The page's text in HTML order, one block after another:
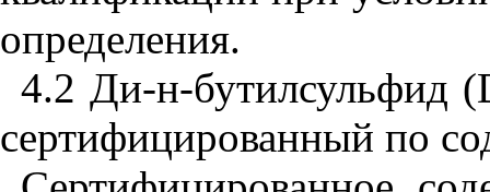
определения.
4.2 Ди-н-бутилсульфид (
сертифицированный по